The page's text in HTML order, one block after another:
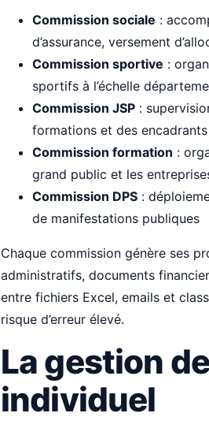
Commission sociale :
d’assurance, versement
Commission sportive :
sportifs à l’échelle
Commission JSP :
formations et des encadrants
Commission formation :
grand public et les
Commission DPS :
de manifestations publiques
Chaque commission génère ses
administratifs, documents
entre fichiers Excel, emails et
risque d’erreur élevé.
La gestion
individuel